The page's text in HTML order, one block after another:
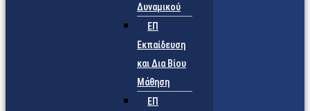
Δυναμικού
ΕΠ
Εκπαίδευση
και Δια Βίου
Μάθηση
ΕΠ